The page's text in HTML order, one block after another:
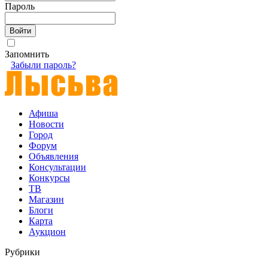
Пароль
Запомнить
Забыли пароль?
Афиша
Новости
Город
Форум
Объявления
Консультации
Конкурсы
ТВ
Магазин
Блоги
Карта
Аукцион
Рубрики